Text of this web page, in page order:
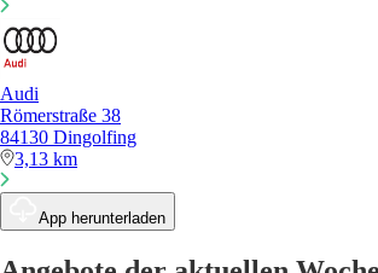
Audi
Römerstraße 38
84130 Dingolfing
3,13 km
App herunterladen